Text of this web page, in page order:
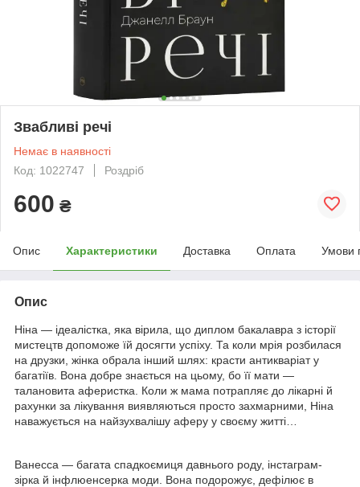
Звабливі речі
Немає в наявності
Код: 1022747
Роздріб
600 ₴
Опис Характеристики Доставка Оплата Умови
Опис
Ніна — ідеалістка, яка вірила, що диплом бакалавра з історії
мистецтв допоможе їй досягти успіху. Та коли мрія розбилася
на друзки, жінка обрала інший шлях: красти антикваріат у
багатіїв. Вона добре знається на цьому, бо її мати —
талановита аферистка. Коли ж мама потрапляє до лікарні й
рахунки за лікування виявляються просто захмарними, Ніна
наважується на найзухвалішу аферу у своєму житті…
Ванесса — багата спадкоємиця давнього роду, інстаграм-
зірка й інфлюенсерка моди. Вона подорожує, дефілює в